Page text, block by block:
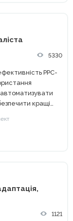
5330
PPC-
кращі
1121